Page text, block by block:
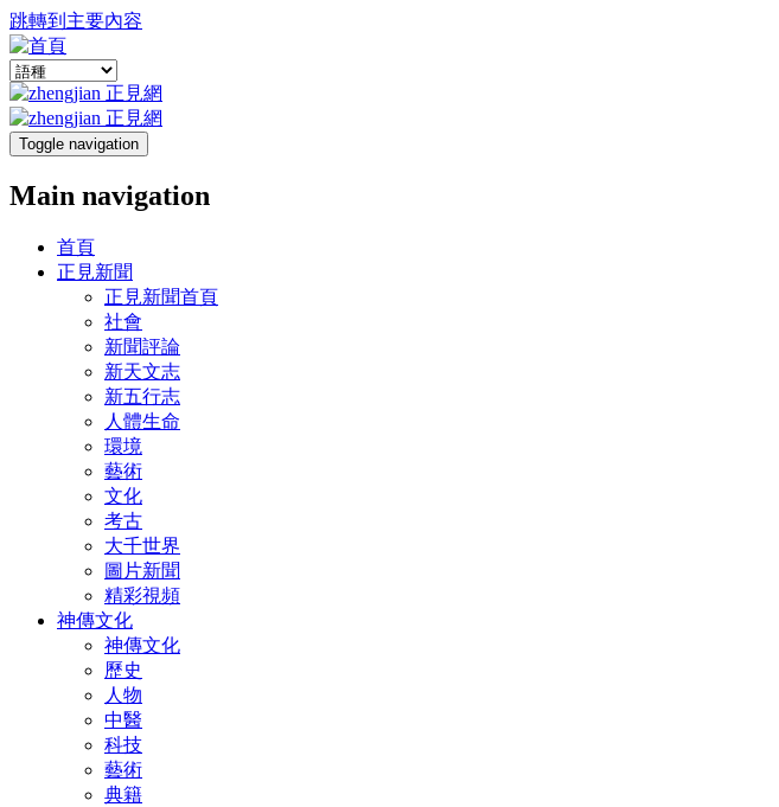
跳轉到主要內容
Toggle navigation
Main navigation
首頁
正見新聞
正見新聞首頁
社會
新聞評論
新天文志
新五行志
人體生命
環境
藝術
文化
考古
大千世界
圖片新聞
精彩視頻
神傳文化
神傳文化
歷史
人物
中醫
科技
藝術
典籍